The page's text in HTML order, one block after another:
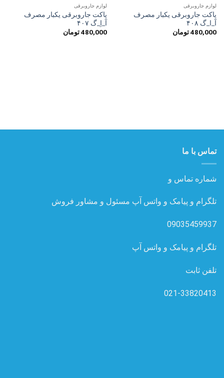
مندی
لوازم جاروبرقی
پاکت جاروبرقی یکبار مصرف
آ_ا_گ ۴۰۸
480,000 تومان
مندی
لوازم جاروبرقی
پاکت جاروبرقی یکبار مصرف
آ_اِ_گ ۴۰۷
480,000 تومان
تماس با ما
شماره تماس و
تلگرام و پیامک و واتس آپ مسئول و مشاور فروش
09035459937
تلگرام و پیامک و واتس آپ
تلفن ثابت
021-33820413